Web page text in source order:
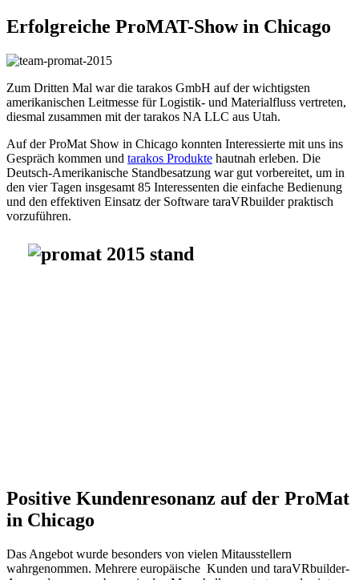
Erfolgreiche ProMAT-Show in Chicago
Zum Dritten Mal war die tarakos GmbH auf der wichtigsten
amerikanischen Leitmesse für Logistik- und Materialfluss vertreten,
diesmal zusammen mit der tarakos NA LLC aus Utah.
Auf der ProMat Show in Chicago konnten Interessierte mit uns ins
Gespräch kommen und tarakos Produkte hautnah erleben. Die
Deutsch-Amerikanische Standbesatzung war gut vorbereitet, um in
den vier Tagen insgesamt 85 Interessenten die einfache Bedienung
und den effektiven Einsatz der Software taraVRbuilder praktisch
vorzuführen.
Positive Kundenresonanz auf der ProMat
in Chicago
Das Angebot wurde besonders von vielen Mitausstellern
wahrgenommen. Mehrere europäische Kunden und taraVRbuilder-